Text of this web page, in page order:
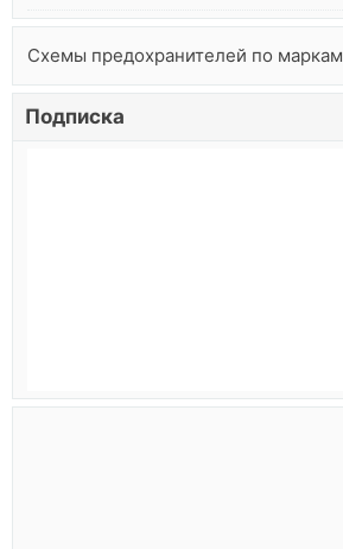
Схемы предохранителей по маркам
Подписка